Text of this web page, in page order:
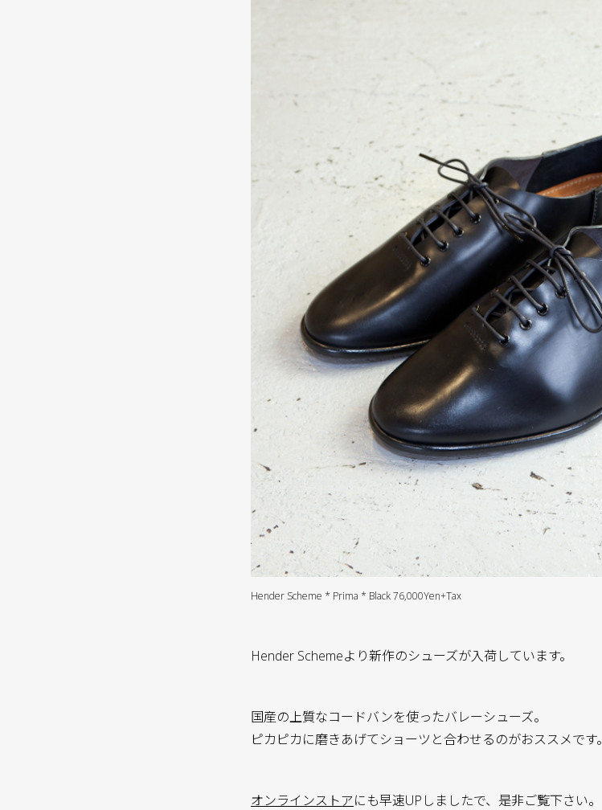
Hender Scheme * Prima * Black 76,000Yen+Tax
Hender Schemeより新作のシューズが入荷しています。
国産の上質なコードバンを使ったバレーシューズ。
ピカピカに磨きあげてショーツと合わせるのがおススメです。
オンラインストアにも早速UPしましたで、是非ご覧下さい。